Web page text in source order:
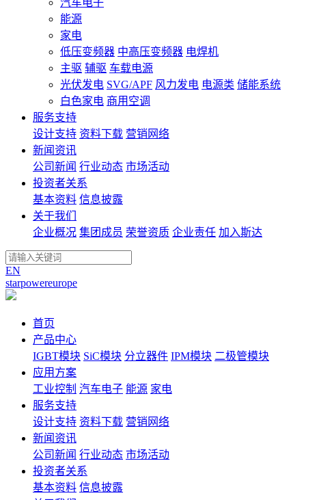
汽车电子
能源
家电
低压变频器 中高压变频器 电焊机
主驱 辅驱 车载电源
光伏发电 SVG/APF 风力发电 电源类 储能系统
白色家电 商用空调
服务支持
设计支持 资料下载 营销网络
新闻资讯
公司新闻 行业动态 市场活动
投资者关系
基本资料 信息披露
关于我们
企业概况 集团成员 荣誉资质 企业责任 加入斯达
EN
starpowereurope
首页
产品中心
IGBT模块 SiC模块 分立器件 IPM模块 二极管模块
应用方案
工业控制 汽车电子 能源 家电
服务支持
设计支持 资料下载 营销网络
新闻资讯
公司新闻 行业动态 市场活动
投资者关系
基本资料 信息披露